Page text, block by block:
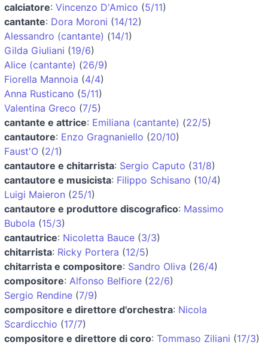
calciatore: Vincenzo D'Amico (5/11)
cantante: Dora Moroni (14/12)
Alessandro (cantante) (14/1)
Gilda Giuliani (19/6)
Alice (cantante) (26/9)
Fiorella Mannoia (4/4)
Anna Rusticano (5/11)
Valentina Greco (7/5)
cantante e attrice: Emiliana (cantante) (22/5)
cantautore: Enzo Gragnaniello (20/10)
Faust'O (2/1)
cantautore e chitarrista: Sergio Caputo (31/8)
cantautore e musicista: Filippo Schisano (10/4)
Luigi Maieron (25/1)
cantautore e produttore discografico: Massimo
Bubola (15/3)
cantautrice: Nicoletta Bauce (3/3)
chitarrista: Ricky Portera (12/5)
chitarrista e compositore: Sandro Oliva (26/4)
compositore: Alfonso Belfiore (22/6)
Sergio Rendine (7/9)
compositore e direttore d'orchestra: Nicola
Scardicchio (17/7)
compositore e direttore di coro: Tommaso Ziliani (17/3)